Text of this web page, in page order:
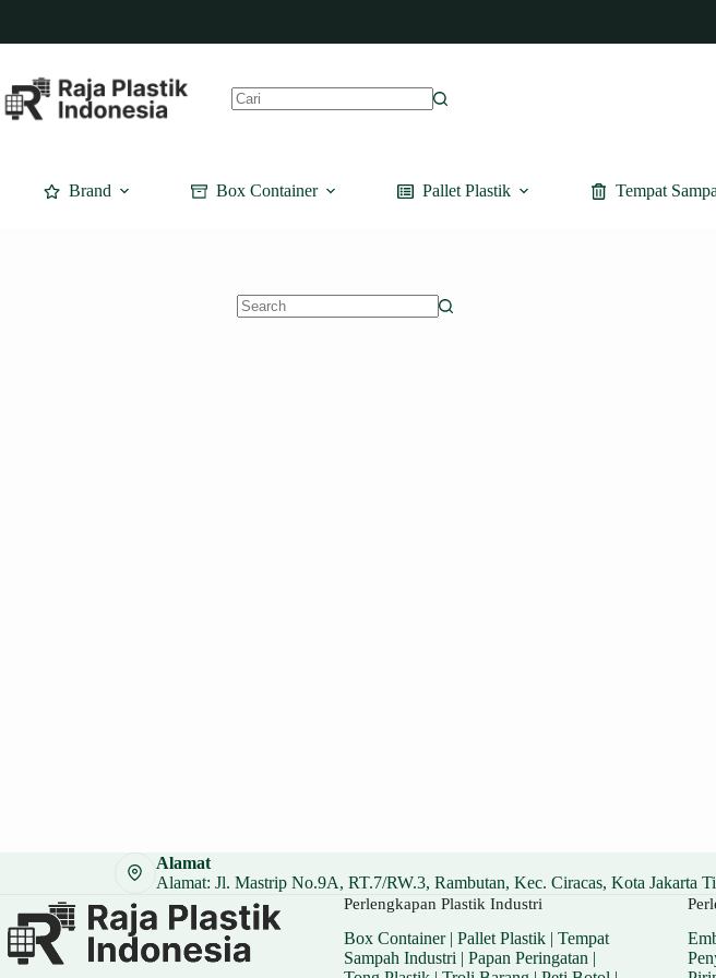
content
Brand Box Container Pallet Plastik Tempat
Alamat
Alamat: Jl. Mastrip No.9A, RT.7/RW.3, Rambutan, Kec. Ciracas, Kota Jakarta
Perlengkapan Plastik Industri
Box Container| Pallet Plastik| Tempat
Sampah Industri | Papan Peringatan |